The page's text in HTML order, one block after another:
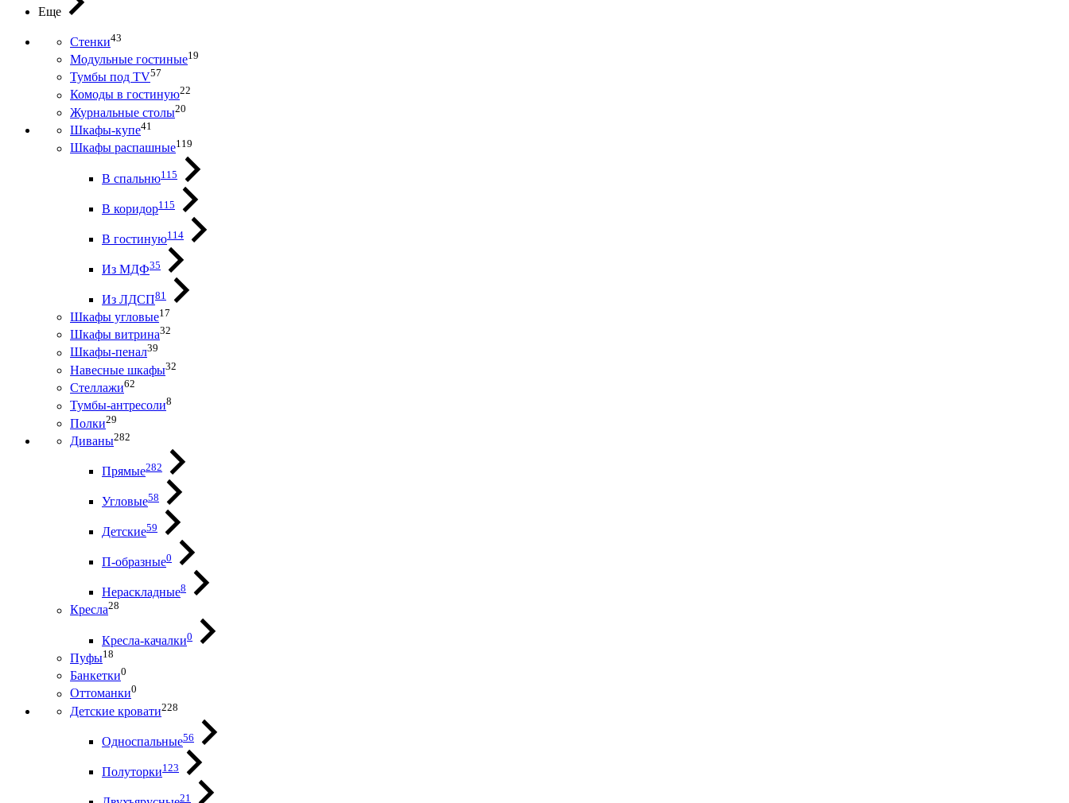
Еще
Стенки43
Модульные гостиные19
Тумбы под ТV57
Комоды в гостиную22
Журнальные столы20
Шкафы-купе41
Шкафы распашные119
В спальню115
В коридор115
В гостиную114
Из МДФ35
Из ЛДСП81
Шкафы угловые17
Шкафы витрина32
Шкафы-пенал39
Навесные шкафы32
Стеллажи62
Тумбы-антресоли8
Полки29
Диваны282
Прямые282
Угловые58
Детские59
П-образные0
Нераскладные8
Кресла28
Кресла-качалки0
Пуфы18
Банкетки0
Оттоманки0
Детские кровати228
Односпальные56
Полуторки123
21